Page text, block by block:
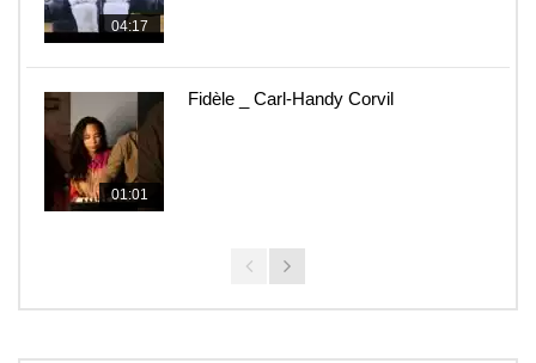
04:17
01:01
Fidèle _ Carl-Handy Corvil